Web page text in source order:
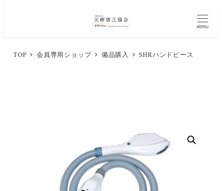
MENU
TOP 会員専用ショップ 備品購入 SHRハンドピース